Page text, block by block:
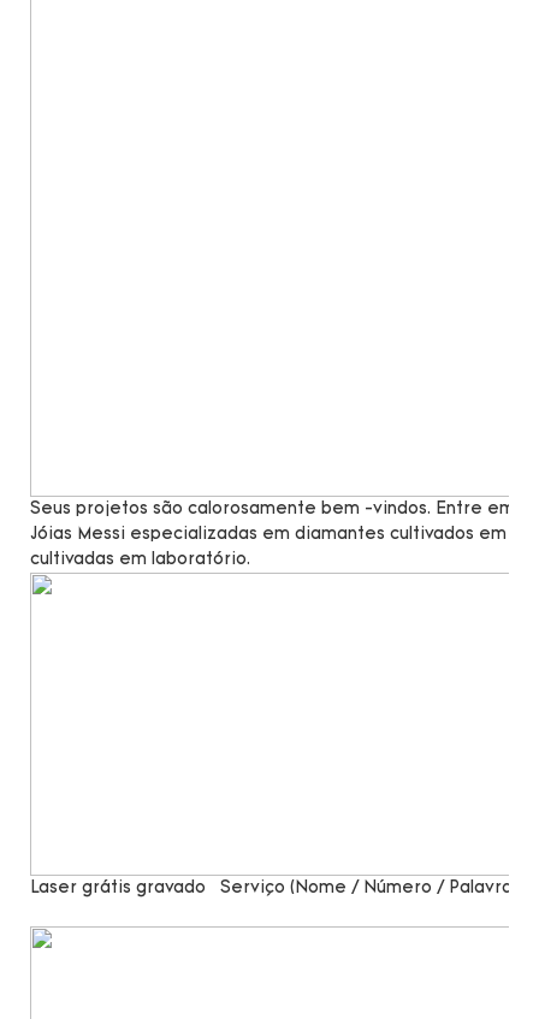
Seus projetos são calorosamente bem -vindos. Entre em
Jóias Messi especializadas em diamantes cultivados em
cultivadas em laboratório.
Laser grátis gravado Serviço (Nome / Número / Palavras)